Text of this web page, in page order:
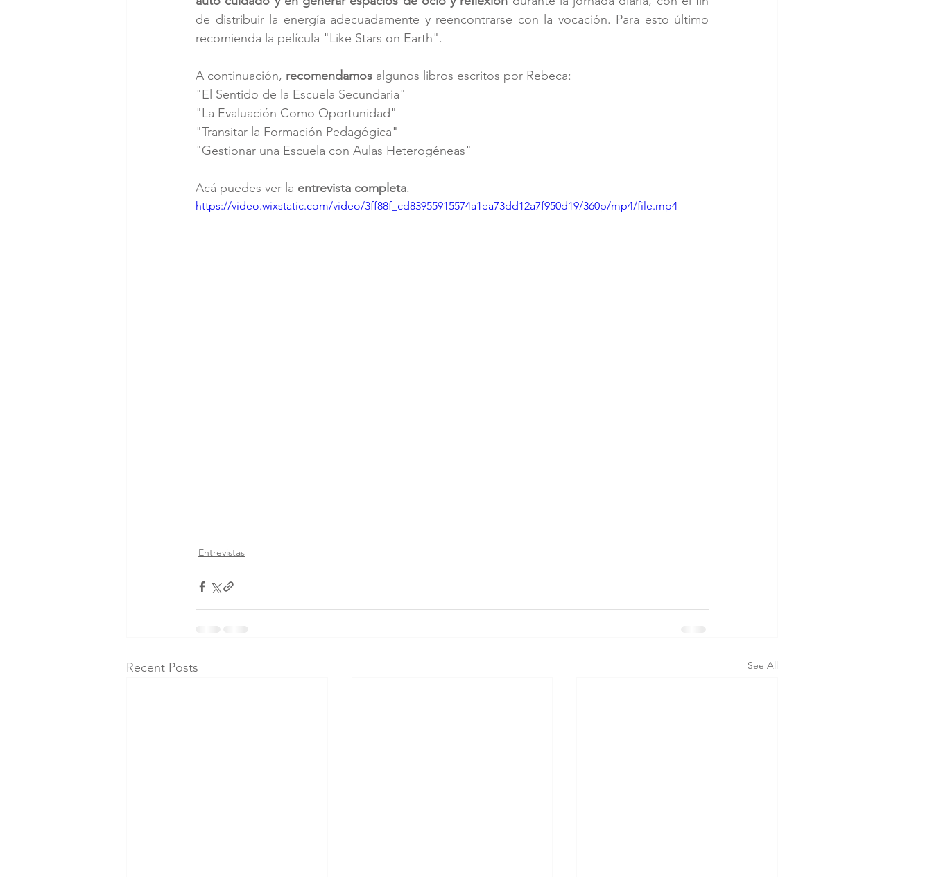
de distribuir la energía adecuadamente y reencontrarse con la vocación. Para esto último
recomienda la película "Like Stars on Earth".
A continuación, recomendamos algunos libros escritos por Rebeca:
"El Sentido de la Escuela Secundaria"
"La Evaluación Como Oportunidad"
"Transitar la Formación Pedagógica"
"Gestionar una Escuela con Aulas Heterogéneas"
Acá puedes ver la entrevista completa.
https://video.wixstatic.com/video/3ff88f_cd83955915574a1ea73dd12a7f950d19/360p/mp4/file.mp4
Entrevistas
Recent Posts See All